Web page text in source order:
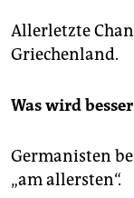
Allerletzte
Griechenland.
Was wird
Germanisten
„am allersten“.